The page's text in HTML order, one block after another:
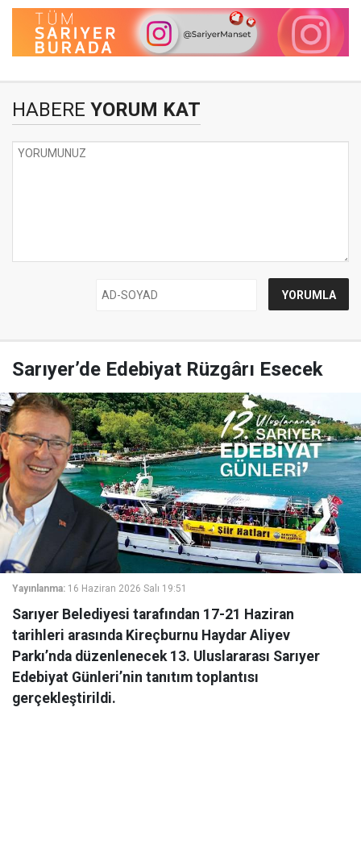
HABERE YORUM KAT
Sarıyer’de Edebiyat Rüzgârı Esecek
Yayınlanma: 16 Haziran 2026 Salı 19:51
Sarıyer Belediyesi tarafından 17-21 Haziran
tarihleri arasında Kireçburnu Haydar Aliyev
Parkı’nda düzenlenecek 13. Uluslararası Sarıyer
Edebiyat Günleri’nin tanıtım toplantısı
gerçekleştirildi.